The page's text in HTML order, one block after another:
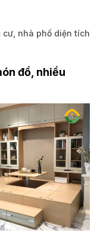
nhà phố diện tích
đồ, nhiều